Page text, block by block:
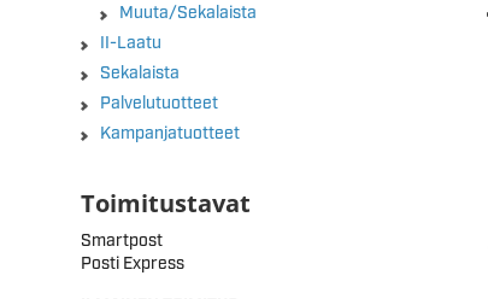
Muuta/Sekalaista
II-Laatu
Sekalaista
Palvelutuotteet
Kampanjatuotteet
Toimitustavat
Smartpost
Posti Express